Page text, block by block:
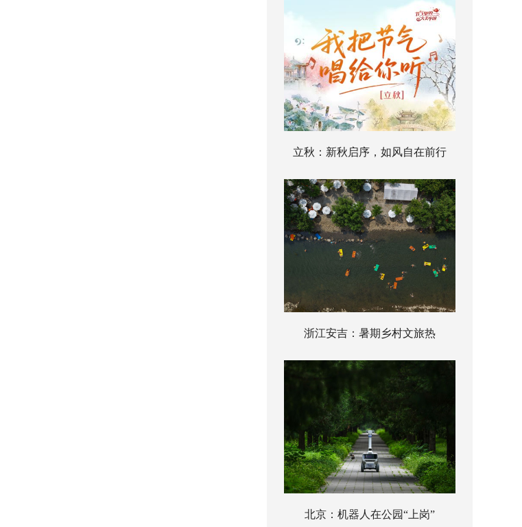
立秋：新秋启序，如风自在前行
浙江安吉：暑期乡村文旅热
北京：机器人在公园“上岗”